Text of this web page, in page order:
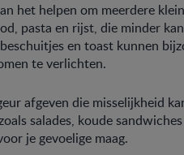
het helpen om meerdere
pasta en rijst, die minder
en toast kunnen
te verlichten.
afgeven die misselijkheid
salades, koude
je gevoelige maag.